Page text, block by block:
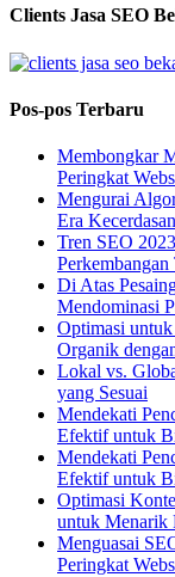
Clients Jasa SEO
Pos-pos Terbaru
Membongkar
Peringkat
Mengurai
Era
Tren SEO
Di Atas
Mendominasi
Optimasi
Organik
Lokal vs.
yang Sesuai
Mendekati
Efektif untuk
Mendekati
Efektif untuk
Optimasi
untuk Menarik
Menguasai
Peringkat